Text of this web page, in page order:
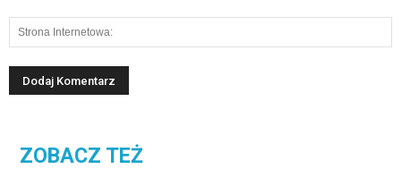
ZOBACZ TEŻ